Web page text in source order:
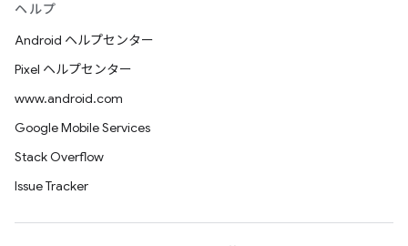
ヘルプ
Android ヘルプセンター
Pixel ヘルプセンター
www.android.com
Google Mobile Services
Stack Overflow
Issue Tracker